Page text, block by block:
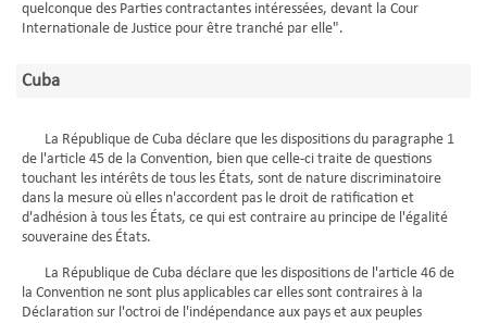
quelconque des Parties contractantes intéressées, devant la Cour
Internationale de Justice pour être tranché par elle".
Cuba
La République de Cuba déclare que les dispositions du paragraphe 1
de l'article 45 de la Convention, bien que celle-ci traite de questions
touchant les intérêts de tous les États, sont de nature discriminatoire
dans la mesure où elles n'accordent pas le droit de ratification et
d'adhésion à tous les États, ce qui est contraire au principe de l'égalité
souveraine des États.
La République de Cuba déclare que les dispositions de l'article 46 de
la Convention ne sont plus applicables car elles sont contraires à la
Déclaration sur l'octroi de l'indépendance aux pays et aux peuples